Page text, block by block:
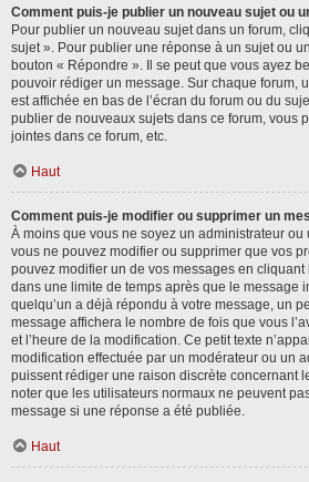
Comment puis-je publier un nouveau sujet ou
Pour publier un nouveau sujet dans un forum,
sujet ». Pour publier une réponse à un sujet ou
bouton « Répondre ». Il se peut que vous ayez
pouvoir rédiger un message. Sur chaque forum,
est affichée en bas de l’écran du forum ou du
publier de nouveaux sujets dans ce forum, vous
jointes dans ce forum, etc.
Haut
Comment puis-je modifier ou supprimer un
À moins que vous ne soyez un administrateur ou
vous ne pouvez modifier ou supprimer que vos
pouvez modifier un de vos messages en
dans une limite de temps après que le message
quelqu’un a déjà répondu à votre message, un
message affichera le nombre de fois que vous
et l’heure de la modification. Ce petit texte
modification effectuée par un modérateur ou un
puissent rédiger une raison discrète concernant
noter que les utilisateurs normaux ne peuvent
message si une réponse a été publiée.
Haut